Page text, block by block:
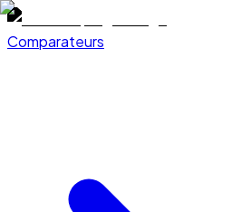
Comparateurs